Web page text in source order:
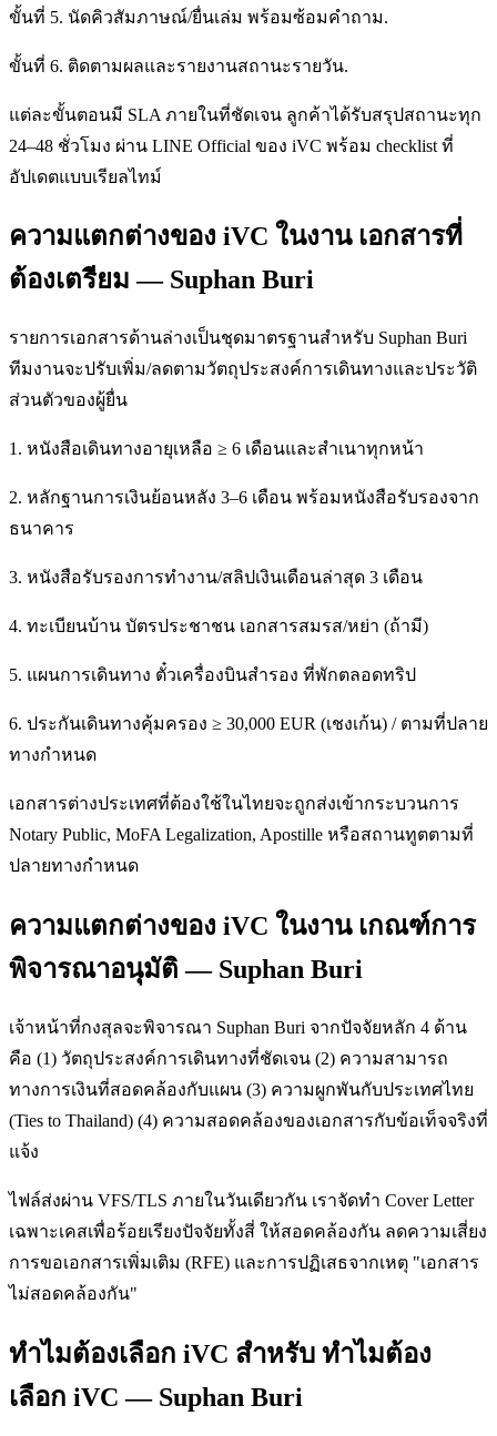
ขั้นที่ 5. นัดคิวสัมภาษณ์/ยื่นเล่ม พร้อมซ้อมคำถาม.
ขั้นที่ 6. ติดตามผลและรายงานสถานะรายวัน.
แต่ละขั้นตอนมี SLA ภายในที่ชัดเจน ลูกค้าได้รับสรุปสถานะทุก
24–48 ชั่วโมง ผ่าน LINE Official ของ iVC พร้อม checklist ที่
อัปเดตแบบเรียลไทม์
ความแตกต่างของ iVC ในงาน เอกสารที่
ต้องเตรียม — Suphan Buri
รายการเอกสารด้านล่างเป็นชุดมาตรฐานสำหรับ Suphan Buri
ทีมงานจะปรับเพิ่ม/ลดตามวัตถุประสงค์การเดินทางและประวัติ
ส่วนตัวของผู้ยื่น
1. หนังสือเดินทางอายุเหลือ ≥ 6 เดือนและสำเนาทุกหน้า
2. หลักฐานการเงินย้อนหลัง 3–6 เดือน พร้อมหนังสือรับรองจาก
ธนาคาร
3. หนังสือรับรองการทำงาน/สลิปเงินเดือนล่าสุด 3 เดือน
4. ทะเบียนบ้าน บัตรประชาชน เอกสารสมรส/หย่า (ถ้ามี)
5. แผนการเดินทาง ตั๋วเครื่องบินสำรอง ที่พักตลอดทริป
6. ประกันเดินทางคุ้มครอง ≥ 30,000 EUR (เชงเก้น) / ตามที่ปลาย
ทางกำหนด
เอกสารต่างประเทศที่ต้องใช้ในไทยจะถูกส่งเข้ากระบวนการ
Notary Public, MoFA Legalization, Apostille หรือสถานทูตตามที่
ปลายทางกำหนด
ความแตกต่างของ iVC ในงาน เกณฑ์การ
พิจารณาอนุมัติ — Suphan Buri
เจ้าหน้าที่กงสุลจะพิจารณา Suphan Buri จากปัจจัยหลัก 4 ด้าน
คือ (1) วัตถุประสงค์การเดินทางที่ชัดเจน (2) ความสามารถ
ทางการเงินที่สอดคล้องกับแผน (3) ความผูกพันกับประเทศไทย
(Ties to Thailand) (4) ความสอดคล้องของเอกสารกับข้อเท็จจริงที่
แจ้ง
ไฟล์ส่งผ่าน VFS/TLS ภายในวันเดียวกัน เราจัดทำ Cover Letter
เฉพาะเคสเพื่อร้อยเรียงปัจจัยทั้งสี่ ให้สอดคล้องกัน ลดความเสี่ยง
การขอเอกสารเพิ่มเติม (RFE) และการปฏิเสธจากเหตุ "เอกสาร
ไม่สอดคล้องกัน"
ทำไมต้องเลือก iVC สำหรับ ทำไมต้อง
เลือก iVC — Suphan Buri